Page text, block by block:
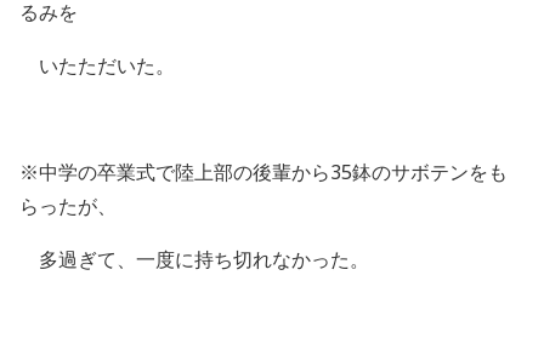
るみを
いたただいた。
※中学の卒業式で陸上部の後輩から35鉢のサボテンをも
らったが、
多過ぎて、一度に持ち切れなかった。